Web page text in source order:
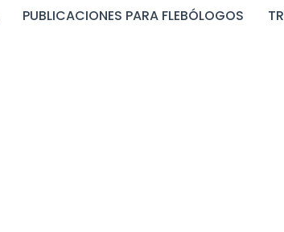
PUBLICACIONES PARA FLEBÓLOGOS